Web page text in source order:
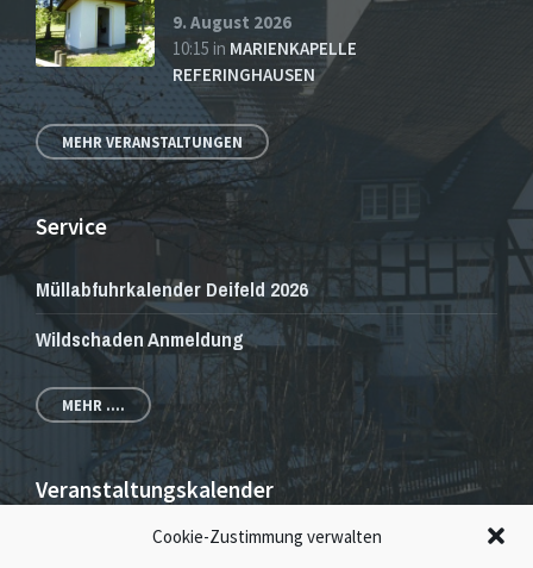
Cookie-Zustimmung verwalten
9. August 2026
10:15 in MARIENKAPELLE
REFERINGHAUSEN
MEHR VERANSTALTUNGEN
Service
Müllabfuhrkalender Deifeld 2026
Wildschaden Anmeldung
MEHR ....
Veranstaltungskalender
Veranstaltungen und Gottesdienste